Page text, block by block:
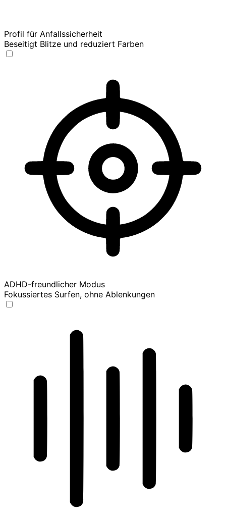
Profil für Anfallssicherheit
Beseitigt Blitze und reduziert Farben
ADHD-freundlicher Modus
Fokussiertes Surfen, ohne Ablenkungen